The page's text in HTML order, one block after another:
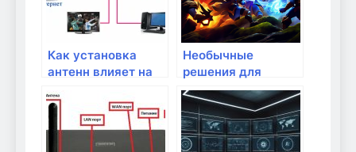
Как установка
антенн влияет на
Необычные
решения для
повышения
качества Wi-Fi
сигнала